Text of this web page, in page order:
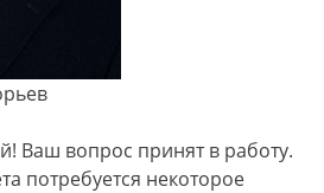
Ваш вопрос принят в работу.
потребуется некоторое